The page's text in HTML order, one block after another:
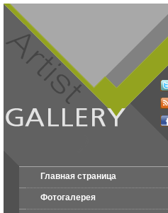
Главная страница
Фотогалерея